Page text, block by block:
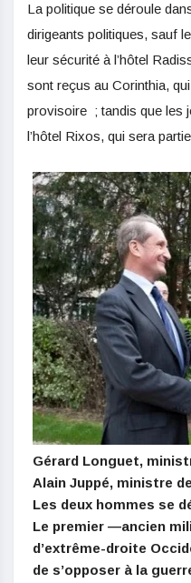
La politique se déroule
dirigeants politiques, sauf
leur sécurité à l’hôtel
sont reçus au Corinthia,
provisoire ; tandis que les
l’hôtel Rixos, qui sera
Gérard Longuet,
Alain Juppé, ministre
Les deux hommes se
Le premier —ancien
d’extrême-droite
de s’opposer à la